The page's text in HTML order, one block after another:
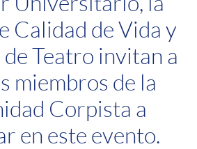
Calidad de Vida y
Teatro invitan a
miembros de la
Corpista a
en este evento.